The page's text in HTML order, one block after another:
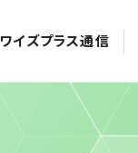
ワイズプラス通信